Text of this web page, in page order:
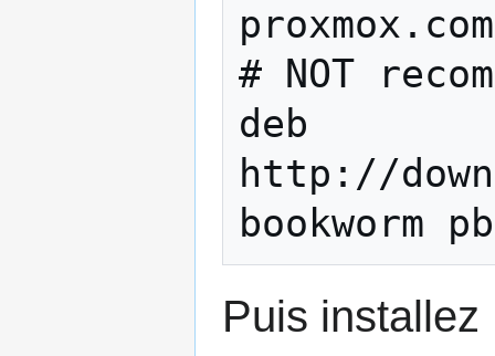
# NOT
deb
http://
Puis installez